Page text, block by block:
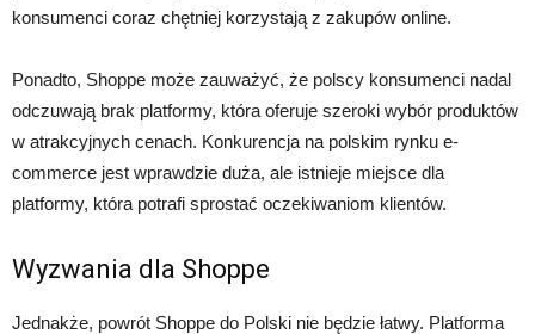
konsumenci coraz chętniej korzystają z zakupów online.
Ponadto, Shoppe może zauważyć, że polscy konsumenci nadal
odczuwają brak platformy, która oferuje szeroki wybór produktów
w atrakcyjnych cenach. Konkurencja na polskim rynku e-
commerce jest wprawdzie duża, ale istnieje miejsce dla
platformy, która potrafi sprostać oczekiwaniom klientów.
Wyzwania dla Shoppe
Jednakże, powrót Shoppe do Polski nie będzie łatwy. Platforma